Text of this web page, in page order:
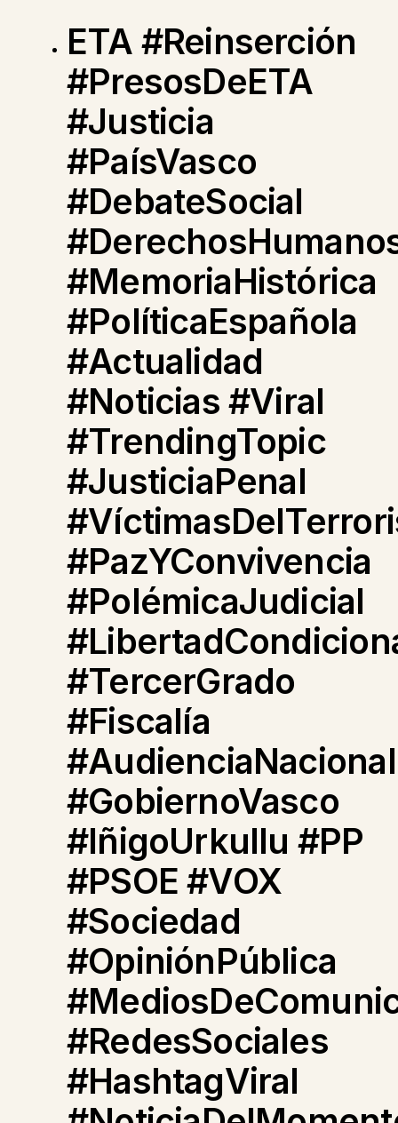
ETA #Reinserción
#PresosDeETA
#Justicia
#PaísVasco
#DebateSocial
#MemoriaHistórica
#PolíticaEspañola
#Actualidad
#Noticias #Viral
#TrendingTopic
#JusticiaPenal
#PazYConvivencia
#PolémicaJudicial
#TercerGrado
#Fiscalía
#AudienciaNacional
#GobiernoVasco
#IñigoUrkullu #PP
#PSOE #VOX
#Sociedad
#OpiniónPública
#RedesSociales
#HashtagViral